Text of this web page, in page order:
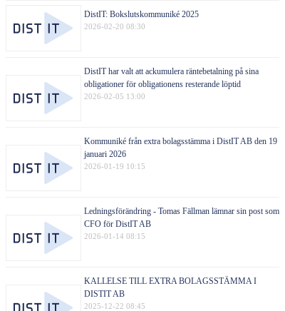
2026-02-20 08:30
DistIT: Bokslutskommuniké 2025
2026-02-05 13:00
DistIT har valt att ackumulera räntebetalning på sina
obligationer för obligationens resterande löptid
2026-01-19 10:15
Kommuniké från extra bolagsstämma i DistIT AB den 19
januari 2026
2026-01-14 08:15
Ledningsförändring - Tomas Fällman lämnar sin post som
CFO för DistIT AB
2025-12-22 08:45
KALLELSE TILL EXTRA BOLAGSSTÄMMA I
DISTIT AB